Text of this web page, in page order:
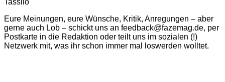
Tassilo
Eure Meinungen, eure Wünsche, Kritik, Anregungen – aber
gerne auch Lob – schickt uns an feedback@fazemag.de, per
Postkarte in die Redaktion oder teilt uns im sozialen (!)
Netzwerk mit, was ihr schon immer mal loswerden wolltet.